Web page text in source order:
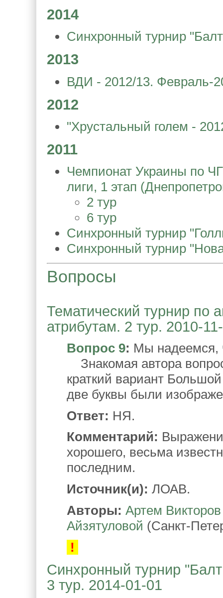
2014
Синхронный турнир
2013
ВДИ - 2012/13. Февраль-
2012
"Хрустальный голем -
2011
Чемпионат Украины по
лиги, 1 этап
2 тур
6 тур
Синхронный турнир
Синхронный турнир
Вопросы
Тематический турнир по
атрибутам. 2 тур. 2010-
Вопрос 9: Мы надеемся,
Знакомая автора
краткий вариант
две буквы были
Ответ: НЯ.
Комментарий:
хорошего, весьма
последним.
Источник(и): ЛОАВ.
Авторы: Артем Викторов
Айзятуловой (Санкт-
!
Синхронный турнир
3 тур. 2014-01-01